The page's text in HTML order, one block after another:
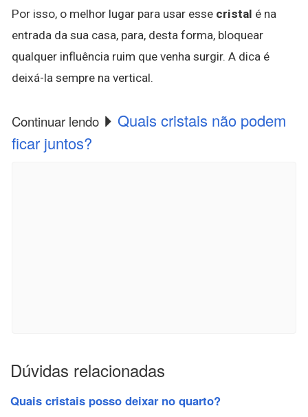
Por isso, o melhor lugar para usar esse cristal é na
entrada da sua casa, para, desta forma, bloquear
qualquer influência ruim que venha surgir. A dica é
deixá-la sempre na vertical.
Continuar lendo
Quais cristais não podem
ficar juntos?
Dúvidas relacionadas
Quais cristais posso deixar no quarto?